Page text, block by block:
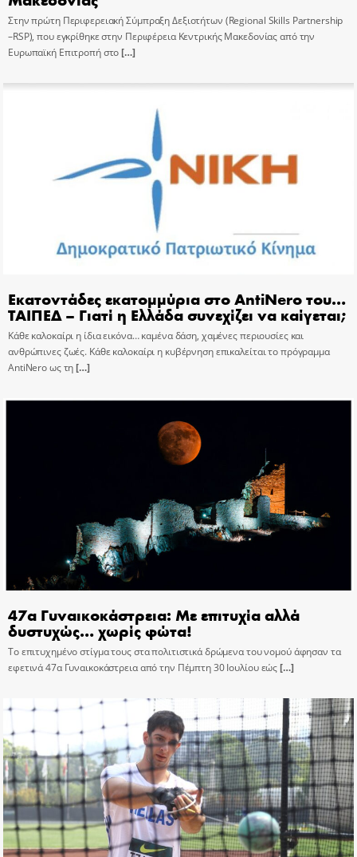
Στην πρώτη Περιφερειακή Σύμπραξη Δεξιοτήτων (Regional Skills Partnership
–RSP), που εγκρίθηκε στην Περιφέρεια Κεντρικής Μακεδονίας από την
Ευρωπαϊκή Επιτροπή στο[…]
Εκατοντάδες εκατομμύρια στο AntiNero του…
ΤΑΙΠΕΔ – Γιατί η Ελλάδα συνεχίζει να καίγεται;
Κάθε καλοκαίρι η ίδια εικόνα… καμένα δάση, χαμένες περιουσίες και
ανθρώπινες ζωές. Κάθε καλοκαίρι η κυβέρνηση επικαλείται το πρόγραμμα
AntiNero ως τη[…]
47α Γυναικοκάστρεια: Με επιτυχία αλλά
δυστυχώς… χωρίς φώτα!
Το επιτυχημένο στίγμα τους στα πολιτιστικά δρώμενα του νομού άφησαν τα
εφετινά 47α Γυναικοκάστρεια από την Πέμπτη 30 Ιουλίου εώς[…]